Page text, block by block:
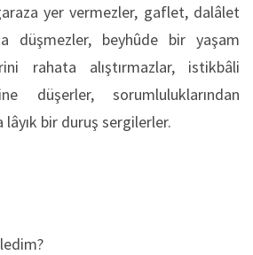
yer vermezler, gaflet, dalâlet
düşmezler, beyhûde bir yaşam
rahata alıştırmazlar, istikbâli
düşerler, sorumluluklarından
lâyık bir duruş sergilerler.